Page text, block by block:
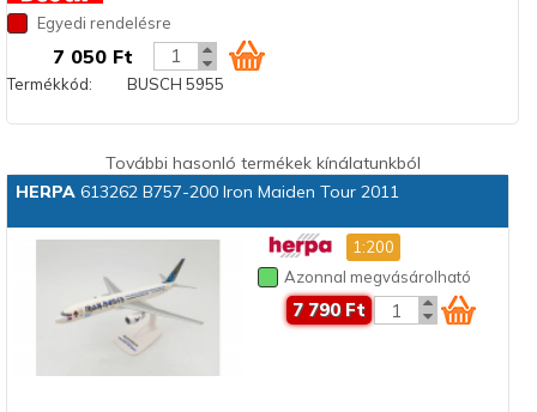
Egyedi rendelésre
7 050 Ft
Termékkód: BUSCH 5955
További hasonló termékek kínálatunkból
HERPA613262 B757-200 Iron Maiden Tour 2011
1:200
Azonnal megvásárolható
7 790 Ft